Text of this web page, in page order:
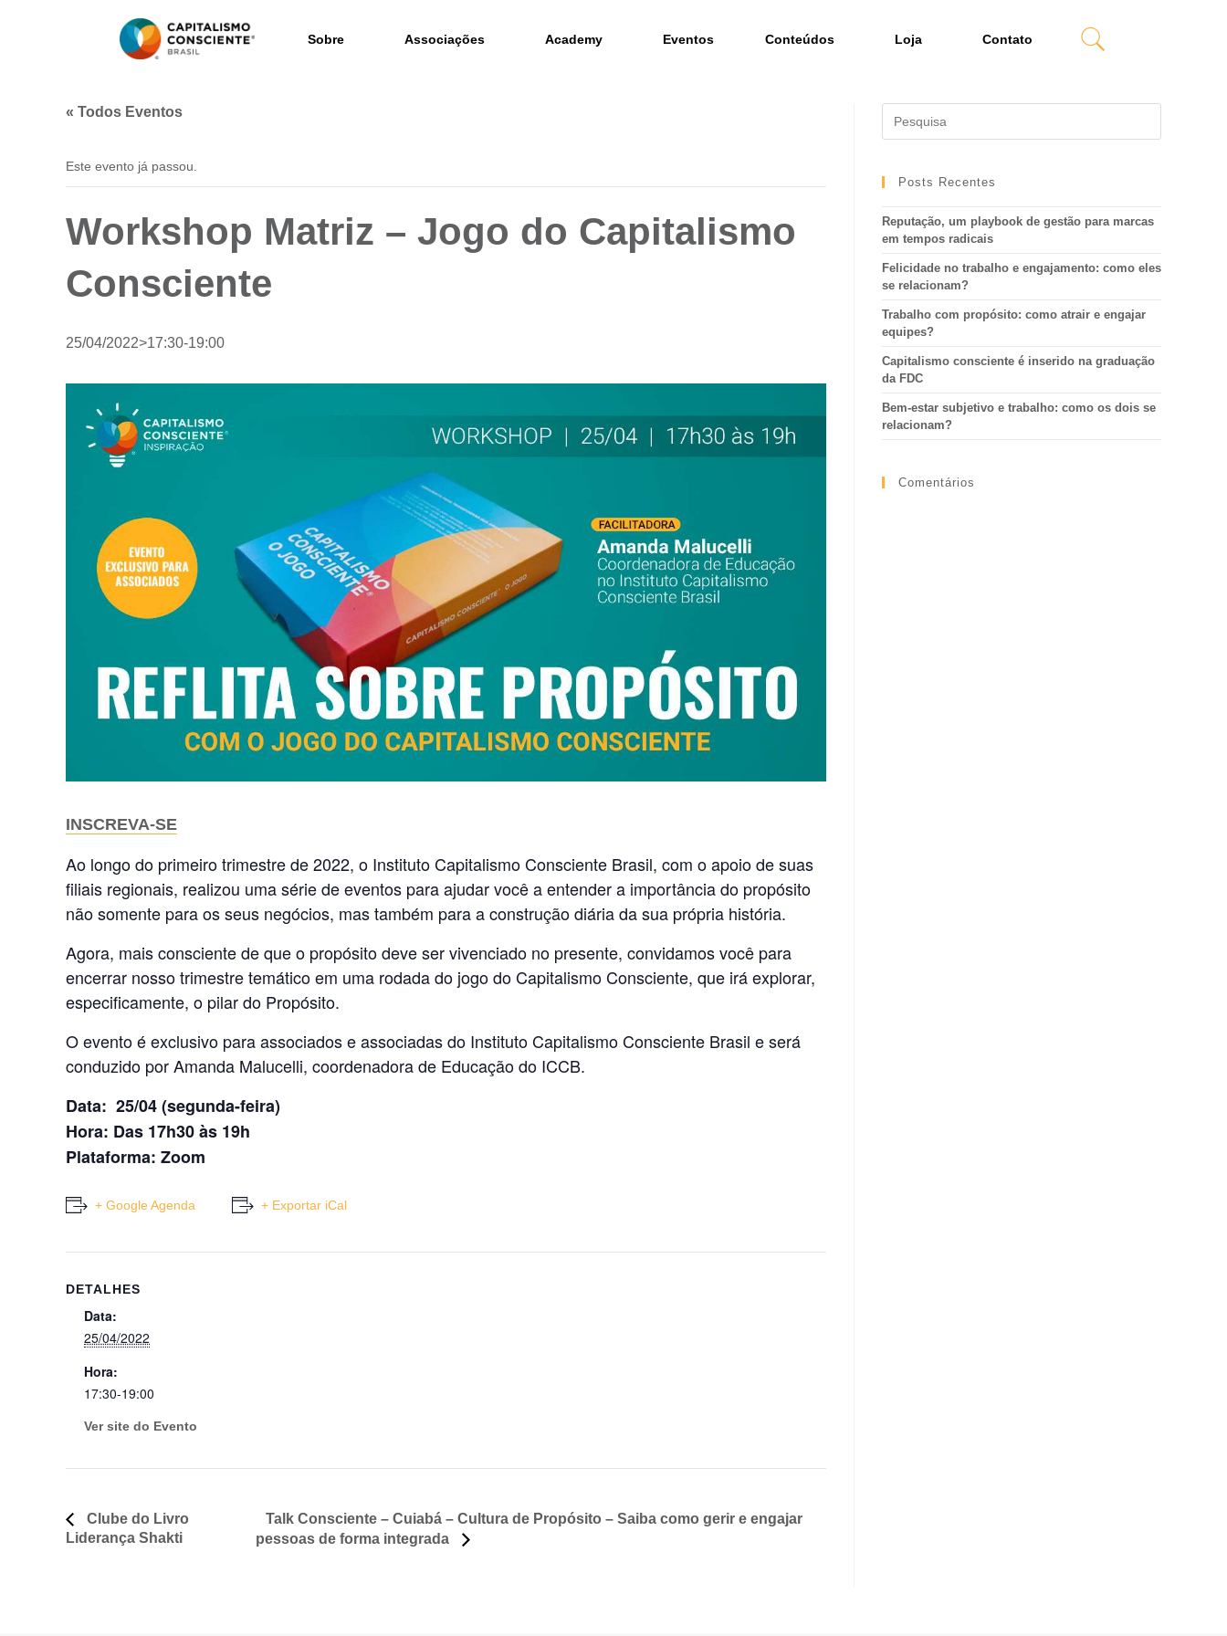
Sobre Associações Academy Eventos Conteúdos Loja Contato
« Todos Eventos
Este evento já passou.
Workshop Matriz – Jogo do Capitalismo
Consciente
25/04/2022>17:30-19:00
INSCREVA-SE
Ao longo do primeiro trimestre de 2022, o Instituto Capitalismo Consciente Brasil, com o apoio de suas
filiais regionais, realizou uma série de eventos para ajudar você a entender a importância do propósito
não somente para os seus negócios, mas também para a construção diária da sua própria história.
Agora, mais consciente de que o propósito deve ser vivenciado no presente, convidamos você para
encerrar nosso trimestre temático em uma rodada do jogo do Capitalismo Consciente, que irá explorar,
especificamente, o pilar do Propósito.
O evento é exclusivo para associados e associadas do Instituto Capitalismo Consciente Brasil e será
conduzido por Amanda Malucelli, coordenadora de Educação do ICCB.
Data: 25/04 (segunda-feira)
Hora: Das 17h30 às 19h
Plataforma: Zoom
+ Google Agenda + Exportar iCal
DETALHES
Data:
25/04/2022
Hora:
17:30-19:00
Ver site do Evento
Clube do Livro
Liderança Shakti
Talk Consciente – Cuiabá – Cultura de Propósito – Saiba como gerir e engajar
pessoas de forma integrada
Posts Recentes
Reputação, um playbook de gestão para marcas
em tempos radicais
Felicidade no trabalho e engajamento: como eles
se relacionam?
Trabalho com propósito: como atrair e engajar
equipes?
Capitalismo consciente é inserido na graduação
da FDC
Bem-estar subjetivo e trabalho: como os dois se
relacionam?
Comentários